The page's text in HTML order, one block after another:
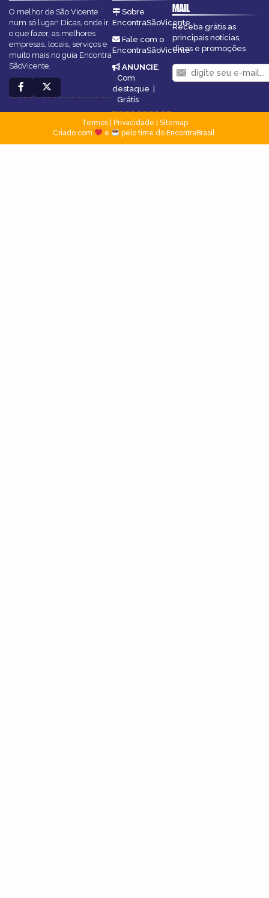
O melhor de São Vicente
num só lugar! Dicas, onde ir,
o que fazer, as melhores
empresas, locais, serviços e
muito mais no guia Encontra
SãoVicente.
Sobre
EncontraSãoVicente
Fale com o
EncontraSãoVicente
ANUNCIE:
Com
destaque |
Grátis
MAIL
Receba grátis as
principais notícias,
dicas e promoções
Termos| Privacidade
Sitemap
Criado com
e pelo time do EncontraBrasil